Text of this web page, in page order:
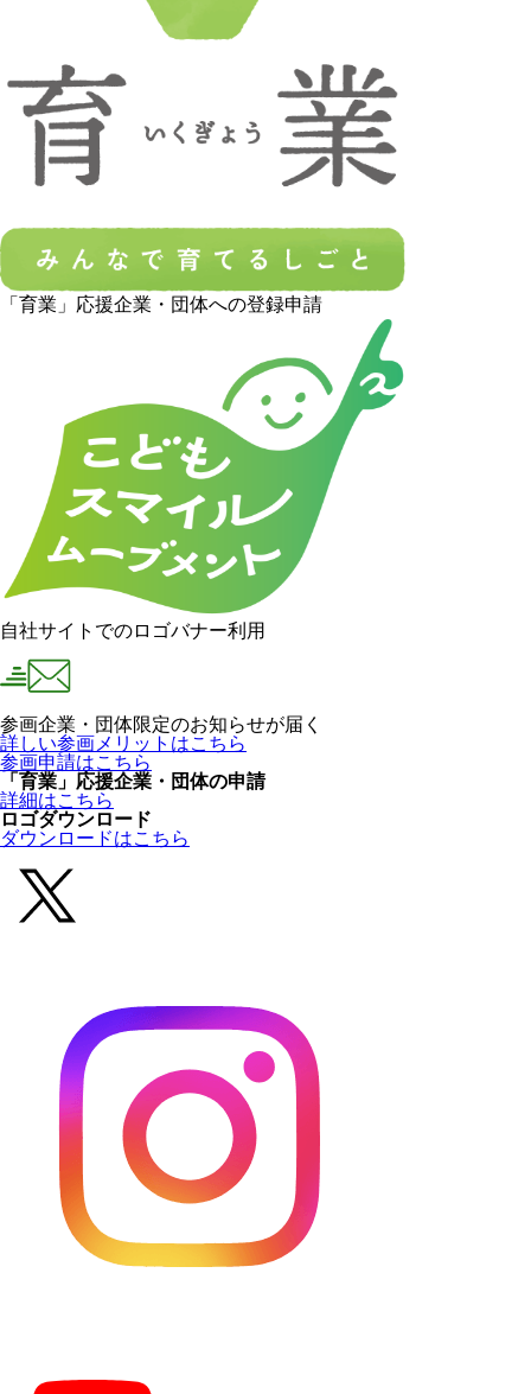
「育業」応援企業・団体への登録申請
自社サイトでのロゴバナー利用
参画企業・団体限定のお知らせが届く
詳しい参画メリットはこちら
参画申請はこちら
「育業」応援企業・団体の申請
詳細はこちら
ロゴダウンロード
ダウンロードはこちら